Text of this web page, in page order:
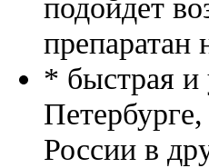
подойдет
препаратан
* быстрая и
России в